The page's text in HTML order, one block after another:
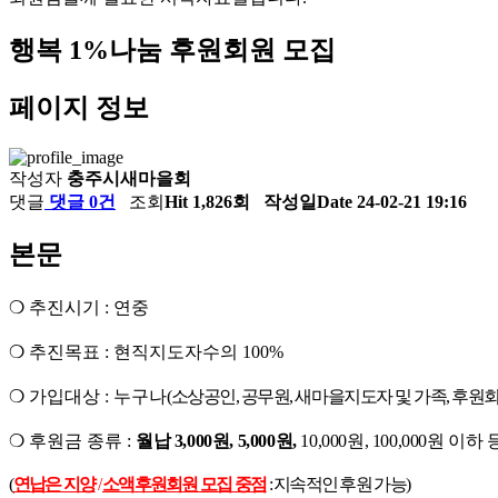
행복 1%나눔 후원회원 모집
페이지 정보
작성자 충주시새마을회
댓글 댓글 0건 조회 Hit 1,826회 작성일Date 24-02-21 19:16
본문
❍ 추진시기 : 연중
❍ 추진목표 : 현직지도자수의 100%
❍ 가입대상 : 누구나(소상공인,공무원,새마을지도자 및 가족,후원회
❍ 후원금 종류 : 월납3,000원, 5,000원,10,000원 , 100,000원 이하
(연납은 지양/소액후원회원 모집 중점 :지속적인 후원 가능)